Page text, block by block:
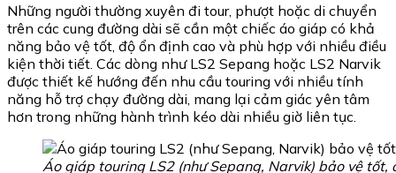
Những người thường xuyên đi tour, phượt hoặc di chuyển
trên các cung đường dài sẽ cần một chiếc áo giáp có khả
năng bảo vệ tốt, độ ổn định cao và phù hợp với nhiều điều
kiện thời tiết. Các dòng như LS2 Sepang hoặc LS2 Narvik
được thiết kế hướng đến nhu cầu touring với nhiều tính
năng hỗ trợ chạy đường dài, mang lại cảm giác yên tâm
hơn trong những hành trình kéo dài nhiều giờ liên tục.
Áo giáp touring LS2 (như Sepang, Narvik) bảo vệ